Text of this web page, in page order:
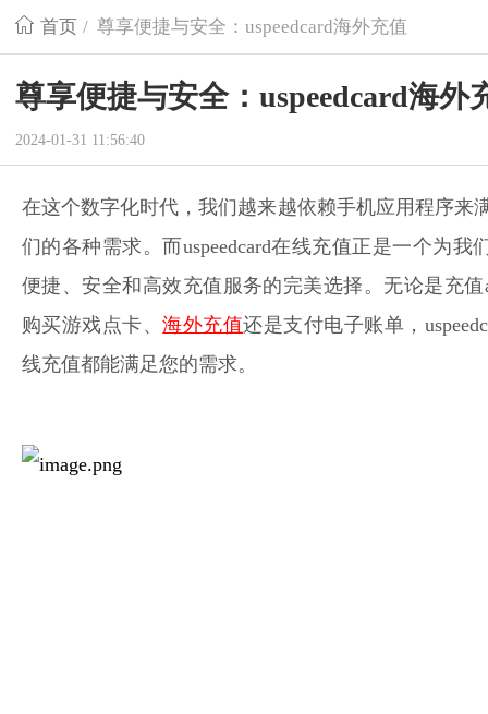
首页 / 尊享便捷与安全：uspeedcard海外充值
尊享便捷与安全：uspeedcard海外
2024-01-31 11:56:40
在这个数字化时代，我们越来越依赖手机应用程序来
们的各种需求。而uspeedcard在线充值正是一个为我
便捷、安全和高效充值服务的完美选择。无论是充值
购买游戏点卡、海外充值还是支付电子账单，
线充值都能满足您的需求。